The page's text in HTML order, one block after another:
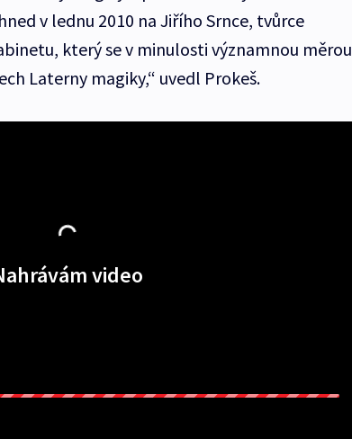
v lednu 2010 na Jiřího Srnce, tvůrce
který se v minulosti významnou měrou
Laterny magiky,“ uvedl Prokeš.
video